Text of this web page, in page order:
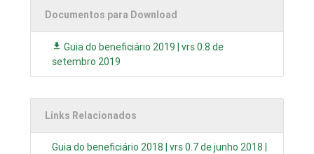
Documentos para Download
Guia do beneficiário 2019 | vrs 0.8 de
setembro 2019
Links Relacionados
Guia do beneficiário 2018 | vrs 0.7 de junho 2018 |